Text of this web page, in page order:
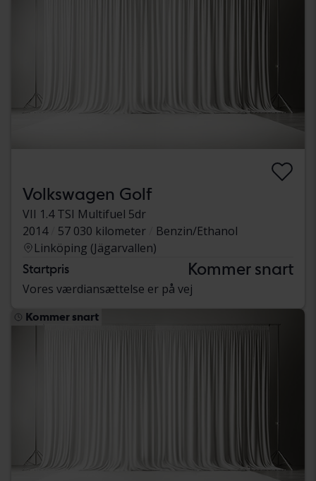
Volkswagen Golf
VII 1.4 TSI Multifuel 5dr
2014
57 030 kilometer
Benzin/Ethanol
Linköping (Jägarvallen)
Startpris Kommer snart
Vores værdiansættelse er på vej
Kommer snart